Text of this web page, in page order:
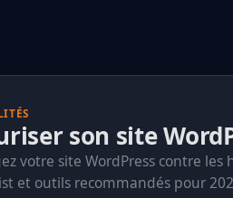
son site
votre site WordPress contre
et outils recommandés pour